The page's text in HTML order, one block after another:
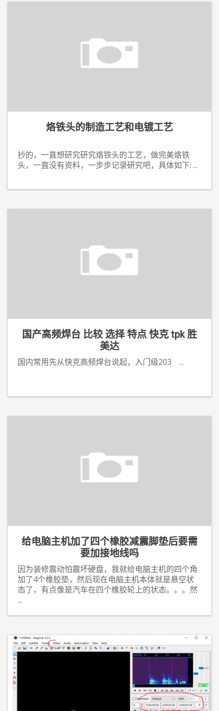
烙铁头的制造工艺和电镀工艺
抄的，一直想研究研究烙铁头的工艺，做完美烙铁
头，一直没有资料，一步步记录研究吧，具体如下: ...
国产高频焊台 比较 选择 特点 快克 tpk 胜
美达
国内常用先从快克高频焊台说起，入门级203 ...
给电脑主机加了四个橡胶减震脚垫后要需
要加接地线吗
因为装修震动怕震坏硬盘，我就给电脑主机的四个角
加了4个橡胶垫，然后现在电脑主机本体就是悬空状
态了，有点像是汽车在四个橡胶轮上的状态。。。然
...